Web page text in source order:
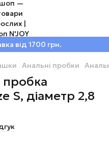
від 1700 грн.
Анальні пробки
пробка
S, діаметр 2,8